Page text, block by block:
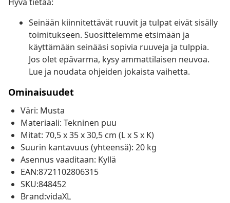
Seinään kiinnitettävät ruuvit ja tulpat eivät sisälly
toimitukseen. Suosittelemme etsimään ja
käyttämään seinääsi sopivia ruuveja ja tulppia.
Jos olet epävarma, kysy ammattilaisen neuvoa.
Lue ja noudata ohjeiden jokaista vaihetta.
Ominaisuudet
Väri: Musta
Materiaali: Tekninen puu
Mitat: 70,5 x 35 x 30,5 cm (L x S x K)
Suurin kantavuus (yhteensä): 20 kg
Asennus vaaditaan: Kyllä
EAN:8721102806315
SKU:848452
Brand:vidaXL